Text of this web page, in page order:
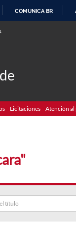
COMUNICA BR
Licitaciones Atención